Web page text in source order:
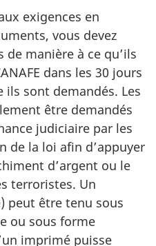
exigences en
vous devez
manière à ce qu’ils
dans les 30 jours
sont demandés. Les
être demandés
judiciaire par les
de la loi afin d’appuyer
d’argent ou le
terroristes. Un
peut être tenu sous
ou sous forme
imprimé puisse